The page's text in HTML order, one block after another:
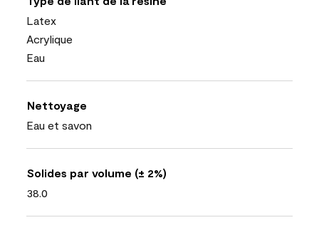
Latex
Acrylique
Eau
Nettoyage
Eau et savon
Solides par volume (± 2%)
38.0